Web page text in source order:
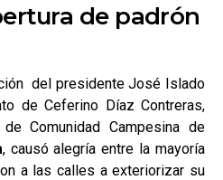
de padrón
del presidente José Islado
de Ceferino Díaz Contreras,
Comunidad Campesina de
, causó alegría entre la mayoría
a las calles a exteriorizar su